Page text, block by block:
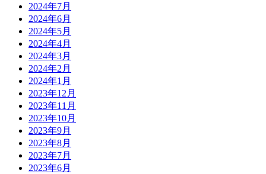
2024年7月
2024年6月
2024年5月
2024年4月
2024年3月
2024年2月
2024年1月
2023年12月
2023年11月
2023年10月
2023年9月
2023年8月
2023年7月
2023年6月